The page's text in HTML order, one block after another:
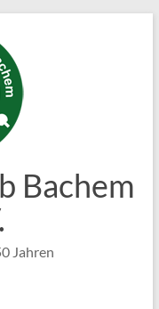
Bachem
Jahren